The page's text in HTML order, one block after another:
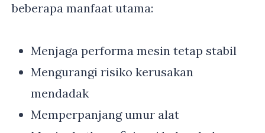
beberapa manfaat utama:
Menjaga performa mesin tetap stabil
Mengurangi risiko kerusakan
mendadak
Memperpanjang umur alat